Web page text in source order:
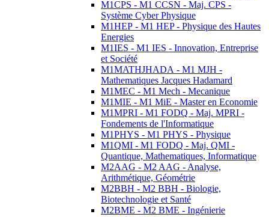
M1CPS - M1 CCSN - Maj. CPS -
Système Cyber Physique
M1HEP - M1 HEP - Physique des Hautes
Energies
M1IES - M1 IES - Innovation, Entreprise
et Société
M1MATHJHADA - M1 MJH -
Mathematiques Jacques Hadamard
M1MEC - M1 Mech - Mecanique
M1MIE - M1 MiE - Master en Economie
M1MPRI - M1 FODQ - Maj. MPRI -
Fondements de l'Informatique
M1PHYS - M1 PHYS - Physique
M1QMI - M1 FODQ - Maj. QMI -
Quantique, Mathematiques, Informatique
M2AAG - M2 AAG - Analyse,
Arithmétique, Géométrie
M2BBH - M2 BBH - Biologie,
Biotechnologie et Santé
M2BME - M2 BME - Ingénierie